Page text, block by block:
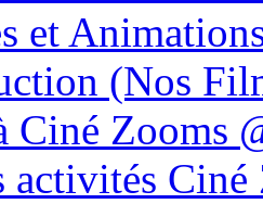
et
(Nos
Ciné Zooms
activités Ciné